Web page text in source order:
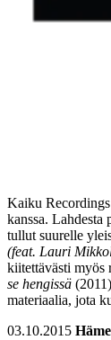
Kaiku
kanssa. Lahdesta
tullut suurelle
(feat. Lauri
kiitettävästi myös
se hengissä
materiaalia, jota
03.10.2015